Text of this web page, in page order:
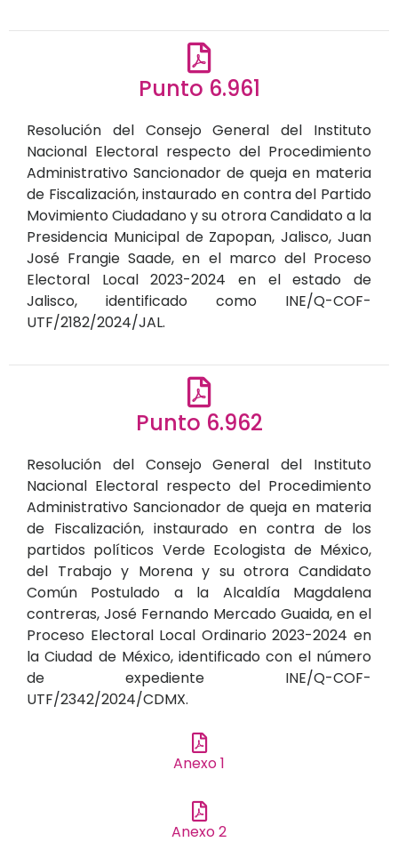
Punto 6.961
Resolución del Consejo General del Instituto
Nacional Electoral respecto del Procedimiento
Administrativo Sancionador de queja en materia
de Fiscalización, instaurado en contra del Partido
Movimiento Ciudadano y su otrora Candidato a la
Presidencia Municipal de Zapopan, Jalisco, Juan
José Frangie Saade, en el marco del Proceso
Electoral Local 2023-2024 en el estado de
Jalisco, identificado como INE/Q-COF-
UTF/2182/2024/JAL.
Punto 6.962
Resolución del Consejo General del Instituto
Nacional Electoral respecto del Procedimiento
Administrativo Sancionador de queja en materia
de Fiscalización, instaurado en contra de los
partidos políticos Verde Ecologista de México,
del Trabajo y Morena y su otrora Candidato
Común Postulado a la Alcaldía Magdalena
contreras, José Fernando Mercado Guaida, en el
Proceso Electoral Local Ordinario 2023-2024 en
la Ciudad de México, identificado con el número
de expediente INE/Q-COF-
UTF/2342/2024/CDMX.
Anexo 1
Anexo 2